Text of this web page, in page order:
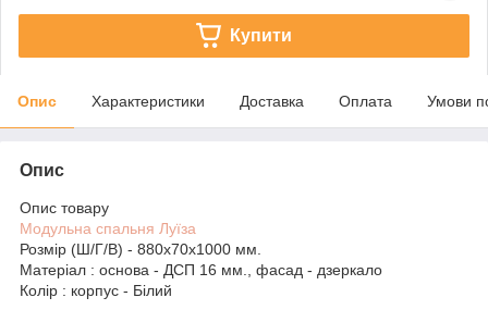
Купити
Опис Характеристики Доставка Оплата Умови
Опис
Опис товару
Модульна спальня Луїза
Розмір (Ш/Г/В) - 880х70х1000 мм.
Матеріал : основа - ДСП 16 мм., фасад - дзеркало
Колір : корпус - Білий